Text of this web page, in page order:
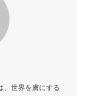
、世界を虜にする